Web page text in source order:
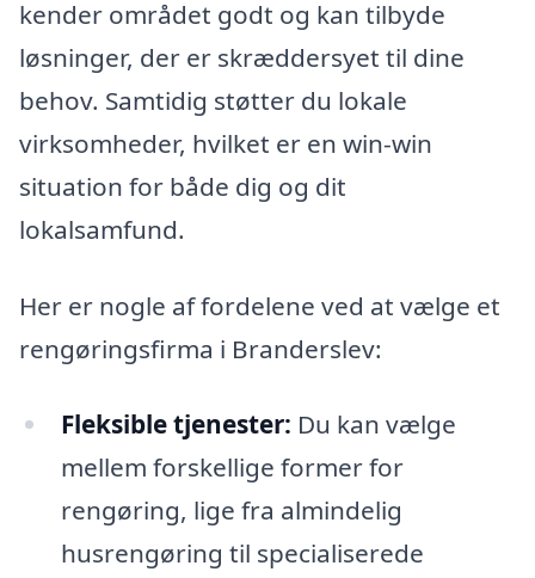
kender området godt og kan tilbyde
løsninger, der er skræddersyet til dine
behov. Samtidig støtter du lokale
virksomheder, hvilket er en win-win
situation for både dig og dit
lokalsamfund.
Her er nogle af fordelene ved at vælge et
rengøringsfirma i Branderslev:
Fleksible tjenester: Du kan vælge
mellem forskellige former for
rengøring, lige fra almindelig
husrengøring til specialiserede